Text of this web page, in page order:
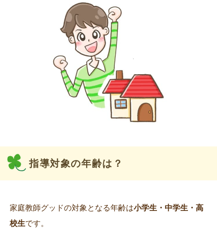
指導対象の年齢は？
家庭教師グッドの対象となる年齢は小学生・中学生・高
校生です。